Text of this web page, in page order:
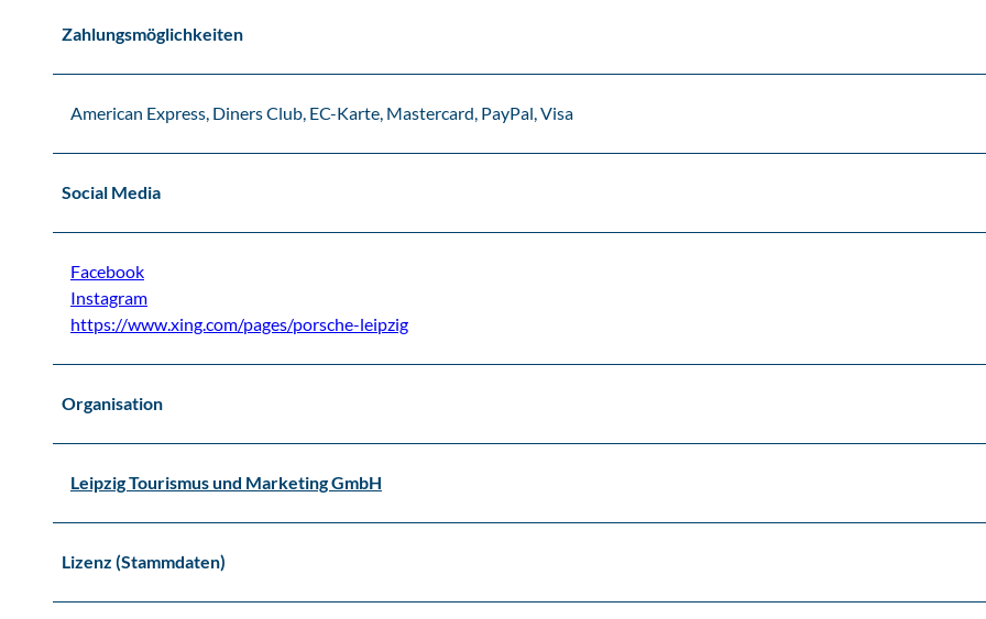
Zahlungsmöglichkeiten
American Express, Diners Club, EC-Karte, Mastercard, PayPal, Visa
Social Media
Facebook
Instagram
https://www.xing.com/pages/porsche-leipzig
Organisation
Leipzig Tourismus und Marketing GmbH
Lizenz (Stammdaten)